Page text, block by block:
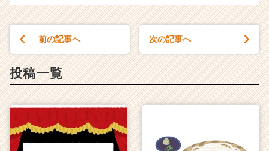
前の記事へ 次の記事へ
投稿一覧